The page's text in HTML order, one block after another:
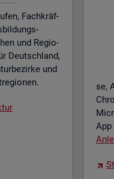
Fach­kräf­
und Re­gio­
Deutsch­land,
und
se,